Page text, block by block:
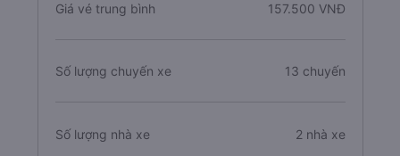
Giá vé trung bình 157.500 VNĐ
Số lượng chuyến xe 13 chuyến
Số lượng nhà xe 2 nhà xe